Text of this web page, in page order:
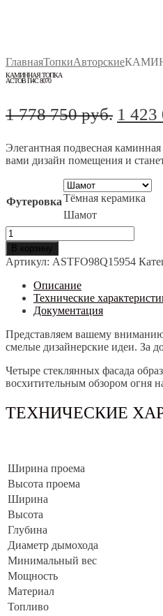
ГлавнаяТопкиАвторские
КАМИННАЯ ТОПКА
АСТОВ П4С 8070
1 778 750руб.
778
1 423
Элегантная подвесная
вами дизайн помещения и
ФутеровкаТёмная керамика
Шамот
Количество
товара
КАМИННАЯ
ТОПКААСТОВ
П4С
8070
В корзину
Артикул: ASTFO98Q15954
Описание
Технические
Документация
Представляем вашему
смелые дизайнерские идеи. За
Четыре стеклянных фасада
восхитительным обзором огня
ТЕХНИЧЕСКИЕ
Ширина проема
Высота проема
Ширина
Высота
Глубина
Диаметр дымохода
Минимальный вес
Мощность
Материал
Топливо